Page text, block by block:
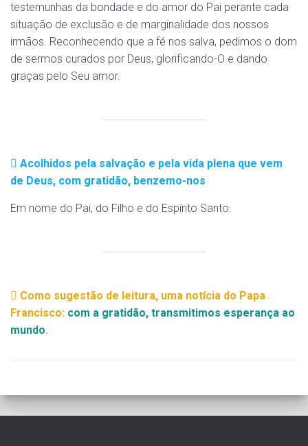
testemunhas da bondade e do amor do Pai perante cada
situação de exclusão e de marginalidade dos nossos
irmãos. Reconhecendo que a fé nos salva, pedimos o dom
de sermos curados por Deus, glorificando-O e dando
graças pelo Seu amor.
Acolhidos pela salvação e pela vida plena que vem
de Deus, com gratidão, benzemo-nos
Em nome do Pai, do Filho e do Espírito Santo.
Como sugestão de leitura, uma notícia do Papa
Francisco: com a gratidão, transmitimos esperança ao
mundo.